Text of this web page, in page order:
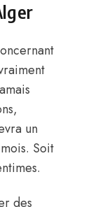
un
Soit
des